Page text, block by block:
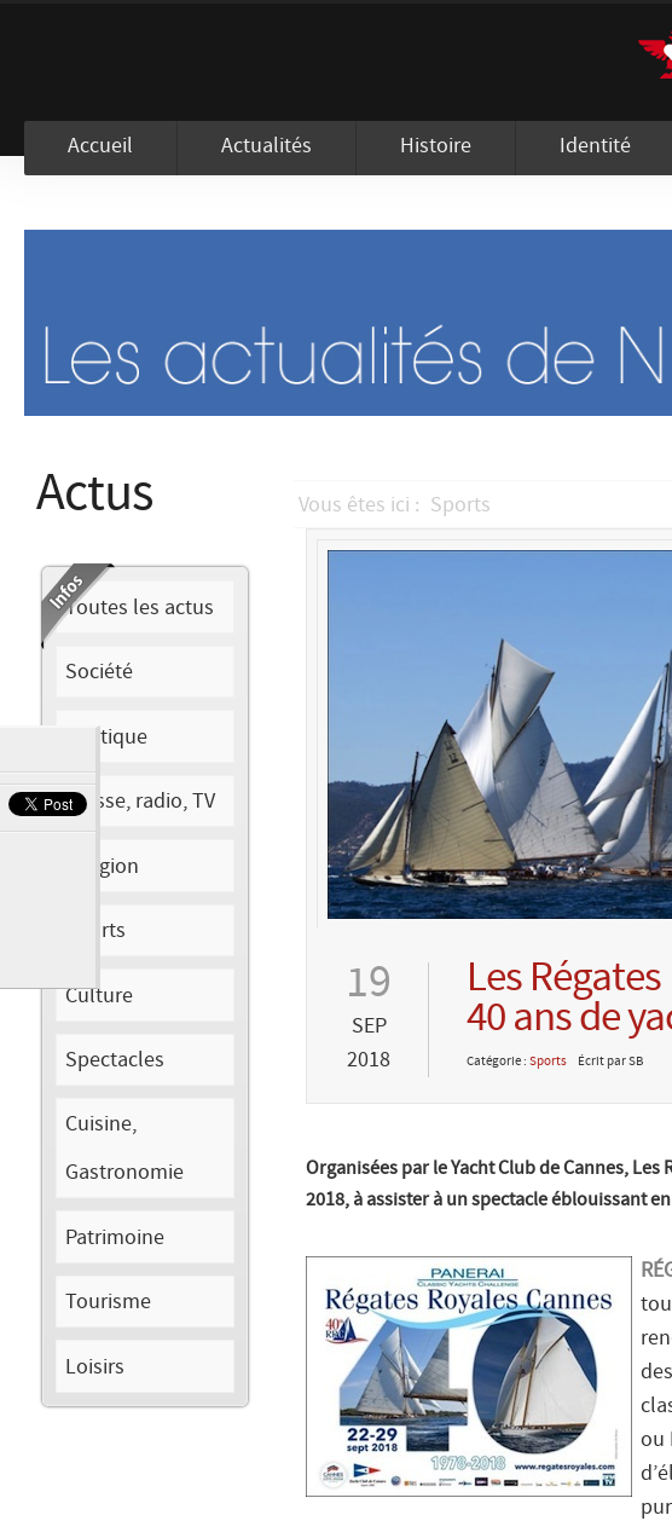
Accueil Actualités Histoire Identité
Actus
Toutes les actus
Société
Politique
Presse, radio, TV
Religion
Sports
Culture
Spectacles
Cuisine,
Gastronomie
Patrimoine
Tourisme
Loisirs
Vous êtes ici : Sports
19
SEP
2018
Les
40 ans de
Catégorie : Sports Écrit par SB
Organisées par le Yacht Club de Cannes,
2018, à assister à un spectacle éblouissant
des
ou